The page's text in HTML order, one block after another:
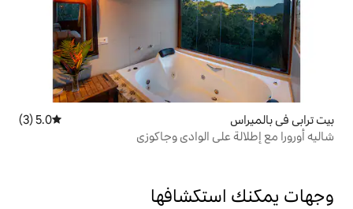
الوادي وجاكوزي